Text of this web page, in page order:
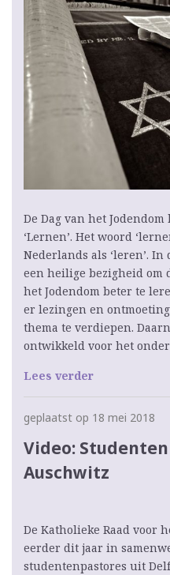
De Dag van het
‘Lernen’. Het woord
Nederlands als ‘leren’.
een heilige bezigheid om
het Jodendom beter te
er lezingen en
thema te verdiepen.
ontwikkeld voor het
Lees verder
geplaatst op 18 mei 2018
Video:
Auschwitz
De Katholieke Raad voor
eerder dit jaar in
studentenpastores uit